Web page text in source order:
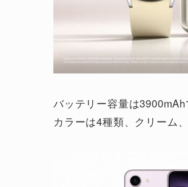
バッテリー容量は
カラーは4種類、クリーム